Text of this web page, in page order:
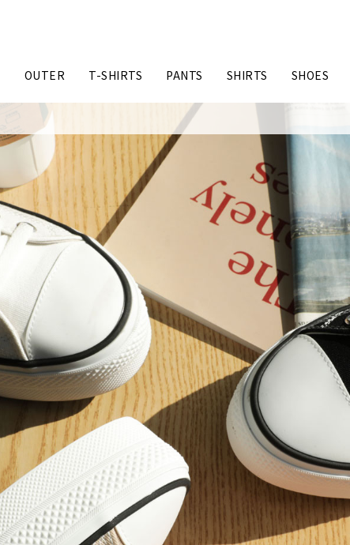
OUTER T-SHIRTS PANTS SHIRTS SHOES